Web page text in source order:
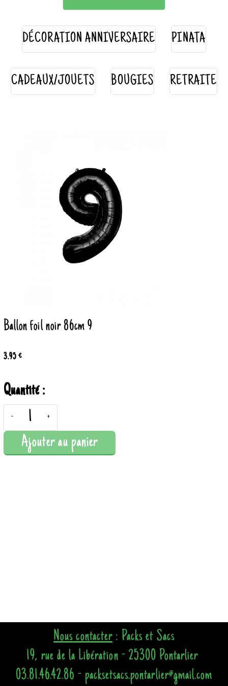
DÉCORATION ANNIVERSAIRE PINATA
CADEAUX/JOUETS BOUGIES RETRAITE
Ballon foil noir 86cm 9
3.95 €
Quantité :
- +
Ajouter au panier
Nous contacter: Packs et Sacs
19, rue de la Libération - 25300 Pontarlier
03.81.46.42.86 - packsetsacs.pontarlier@gmail.com